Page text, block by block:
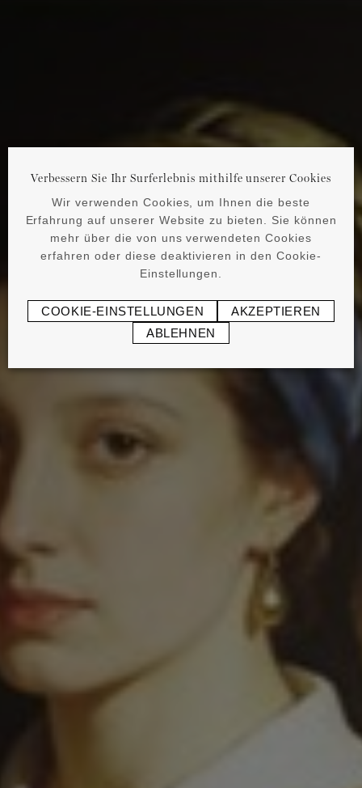
Verbessern Sie Ihr Surferlebnis mithilfe unserer Cookies
Wir verwenden Cookies, um Ihnen die beste
Erfahrung auf unserer Website zu bieten. Sie können
mehr über die von uns verwendeten Cookies
erfahren oder diese deaktivieren in den Cookie-
Einstellungen.
COOKIE-EINSTELLUNGEN
AKZEPTIEREN
ABLEHNEN